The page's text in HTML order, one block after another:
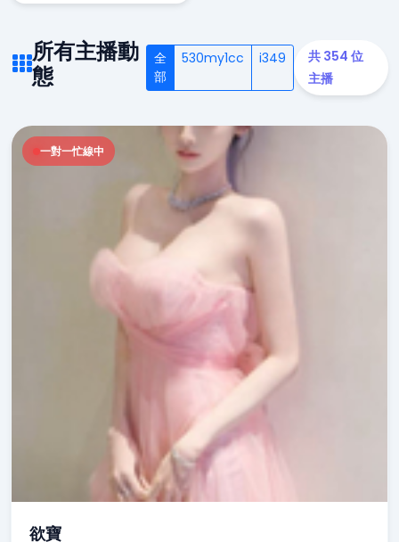
所有主播動
態
全
部
530my1cc i349
共 354 位
主播
一對一忙線中
欲寶